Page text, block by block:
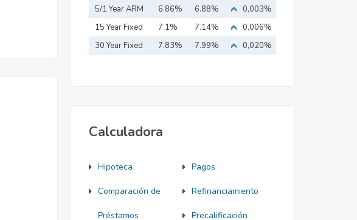
5/1 Year ARM 6.86% 6.88%
0,003%
15 Year Fixed
Mortgage
7.1% 7.14%
0,006%
30 Year Fixed
7.83% 7.99% 0,020%
Calculadora
Hipoteca Pagos
Comparación de
Préstamos
Refinanciamiento
Precalificación